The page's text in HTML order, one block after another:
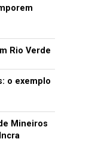
Rio Verde
o exemplo
Mineiros